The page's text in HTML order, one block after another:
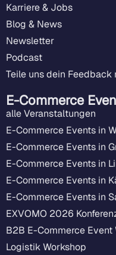
Karriere & Jobs
Blog & News
Newsletter
Podcast
Teile uns dein Feedback
E-Commerce
alle Veranstaltungen
E-Commerce Events in
E-Commerce Events in
E-Commerce Events in
E-Commerce Events in
E-Commerce Events in
EXVOMO 2026
B2B E-Commerce Event
Logistik Workshop